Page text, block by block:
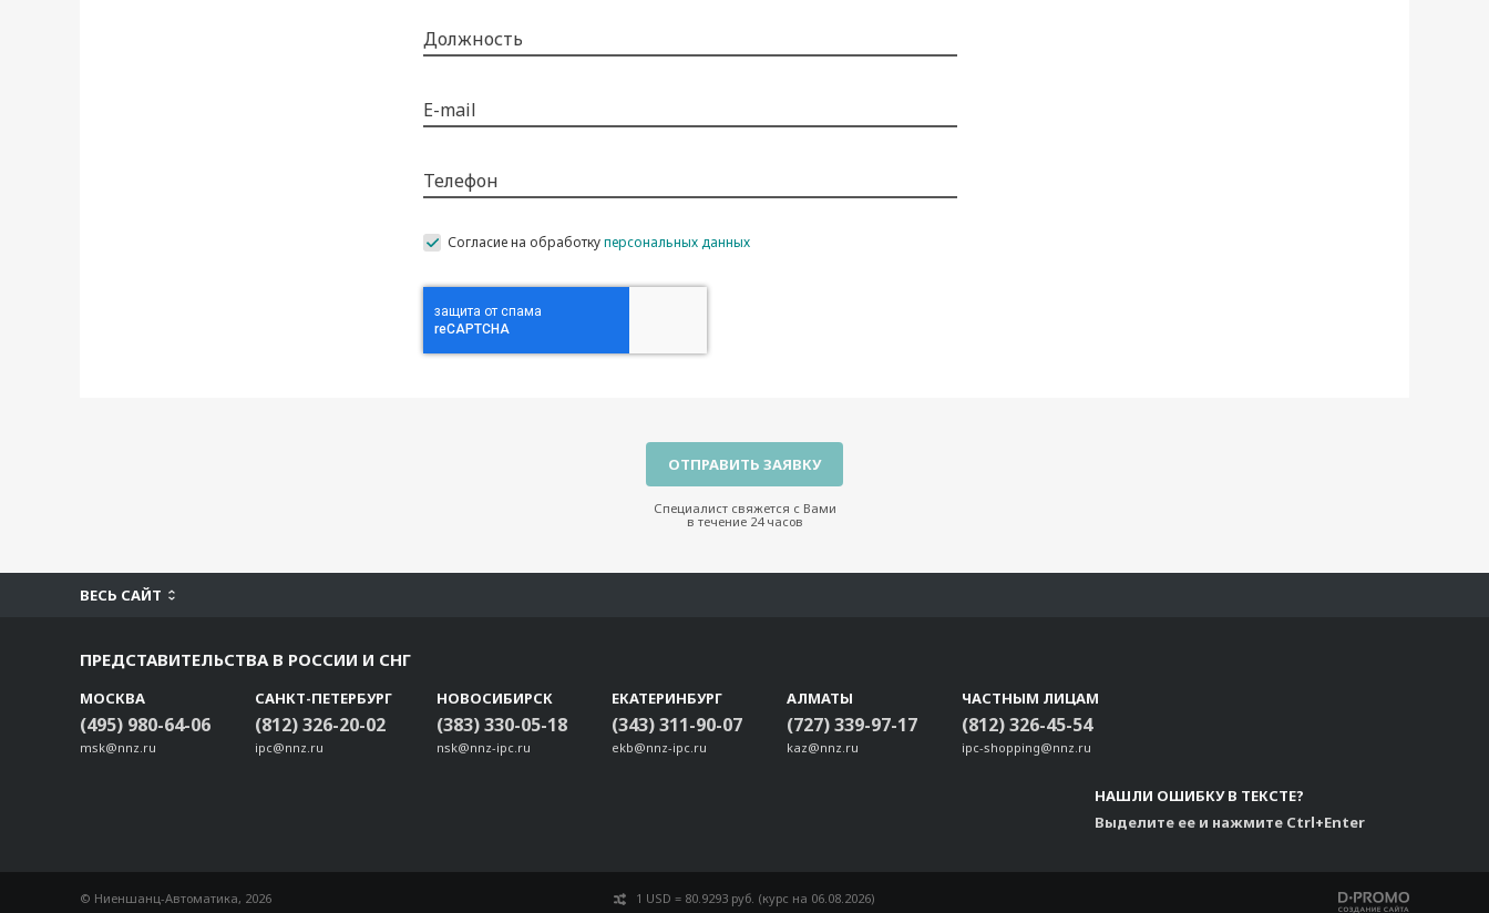
Должность
E-mail
Телефон
Согласие на обработкуперсональных данных
Специалист свяжется с Вами
в течение 24 часов
ВЕСЬ САЙТ
ПРЕДСТАВИТЕЛЬСТВА В РОССИИ И СНГ
МОСКВА
(495) 980-64-06
msk@nnz.ru
САНКТ-ПЕТЕРБУРГ
(812) 326-20-02
ipc@nnz.ru
НОВОСИБИРСК
(383) 330-05-18
nsk@nnz-ipc.ru
ЕКАТЕРИНБУРГ
(343) 311-90-07
ekb@nnz-ipc.ru
АЛМАТЫ
(727) 339-97-17
kaz@nnz.ru
ЧАСТНЫМ ЛИЦАМ
(812) 326-45-54
ipc-shopping@nnz.ru
НАШЛИ ОШИБКУ В ТЕКСТЕ?
Выделите ее и нажмите Ctrl+Enter
© Ниеншанц-Автоматика, 2026
1 USD = 80.9293 руб. (курс на 06.08.2026)